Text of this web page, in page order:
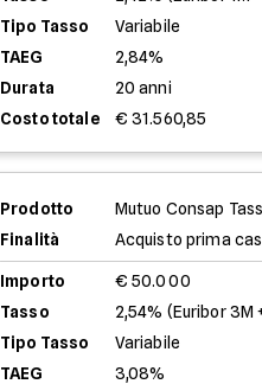
Tipo Tasso
Variabile
TAEG
2,84%
Durata
20 anni
Costo totale
€ 31.560,85
Prodotto
Mutuo Consap
Finalità
Acquisto prima
Importo
€ 50.000
Tasso
2,54% (Euribor 3M
Tipo Tasso
Variabile
TAEG
3,08%